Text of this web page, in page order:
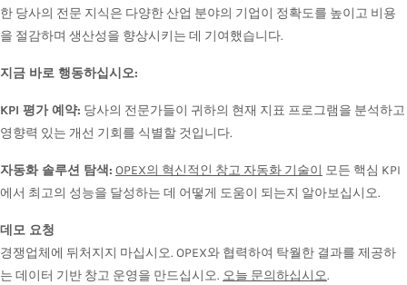
한 당사의 전문 지식은 다양한 산업 분야의 기업이 정확도를 높이고 비용
을 절감하며 생산성을 향상시키는 데 기여했습니다.
지금 바로 행동하십시오:
KPI 평가 예약: 당사의 전문가들이 귀하의 현재 지표 프로그램을 분석하고
영향력 있는 개선 기회를 식별할 것입니다.
자동화 솔루션 탐색: OPEX의 혁신적인 창고 자동화 기술이 모든 핵심 KPI
에서 최고의 성능을 달성하는 데 어떻게 도움이 되는지 알아보십시오.
데모 요청
경쟁업체에 뒤처지지 마십시오. OPEX와 협력하여 탁월한 결과를 제공하
는 데이터 기반 창고 운영을 만드십시오. 오늘 문의하십시오.